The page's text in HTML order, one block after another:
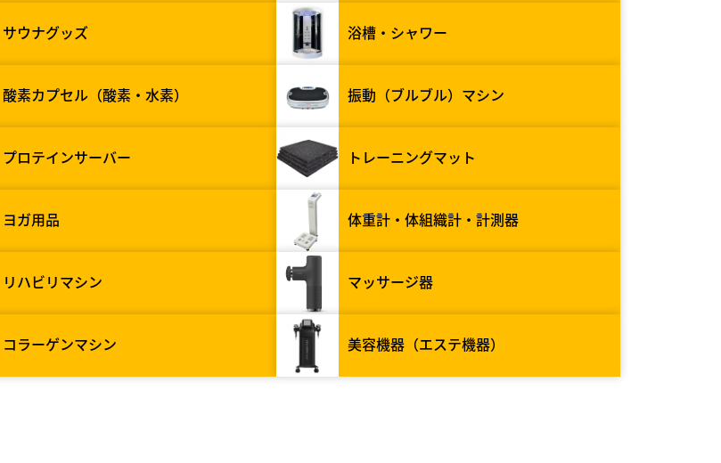
サウナグッズ 浴槽・シャワー
酸素カプセル（酸素・水素） 振動（ブルブル）マシン
プロテインサーバー トレーニングマット
ヨガ用品 体重計・体組織計・計測器
リハビリマシン マッサージ器
コラーゲンマシン 美容機器（エステ機器）